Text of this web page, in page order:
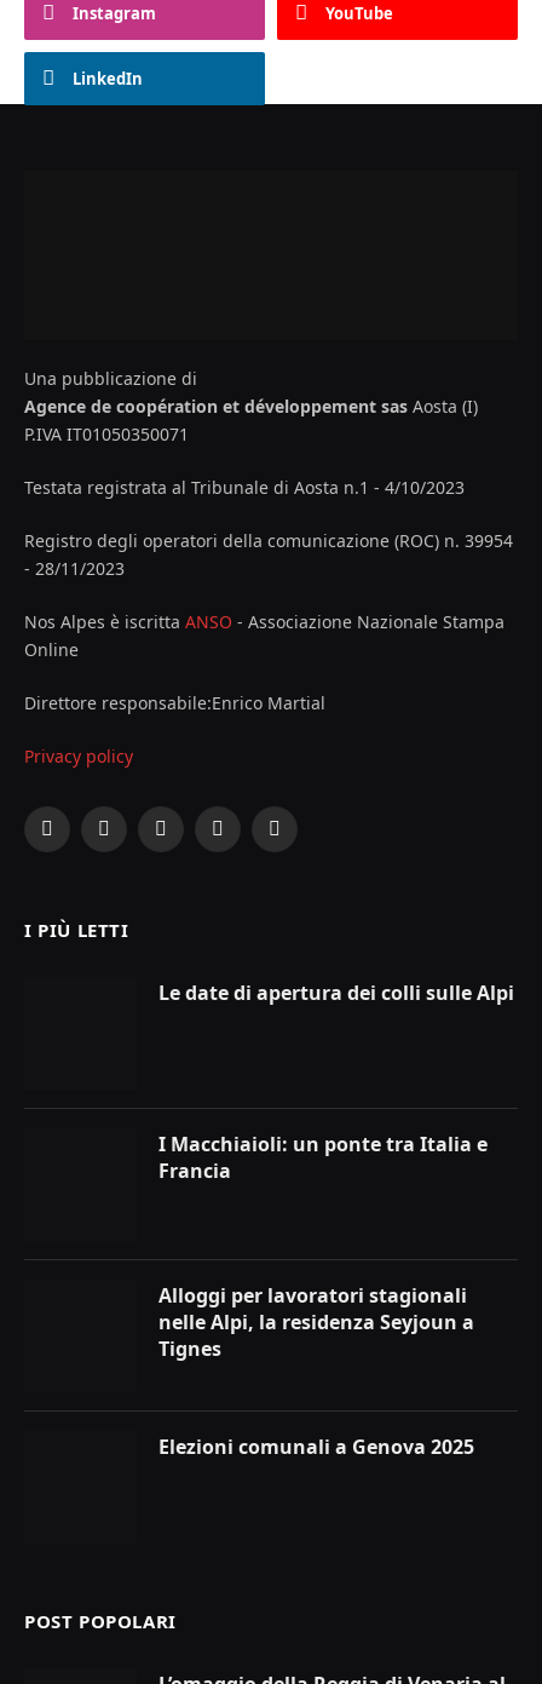
Instagram YouTube
LinkedIn
Una pubblicazione di
Agence de coopération et développement sas Aosta (I)
P.IVA IT01050350071
Testata registrata al Tribunale di Aosta n.1 - 4/10/2023
Registro degli operatori della comunicazione (ROC) n. 39954
- 28/11/2023
Nos Alpes è iscritta ANSO - Associazione Nazionale Stampa
Online
Direttore responsabile:Enrico Martial
Privacy policy
Facebook
X
InstagramYouTubeLinkedIn
I PIÙ LETTI
Le date di apertura dei colli sulle Alpi
I Macchiaioli: un ponte tra Italia e
Francia
Alloggi per lavoratori stagionali
nelle Alpi, la residenza Seyjoun a
Tignes
Elezioni comunali a Genova 2025
POST POPOLARI